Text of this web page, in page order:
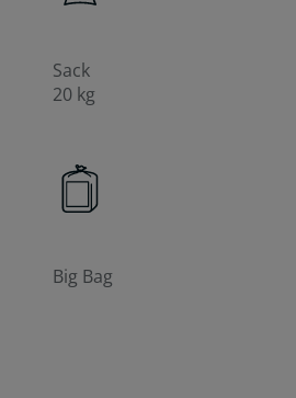
Sack
20 kg
Big Bag